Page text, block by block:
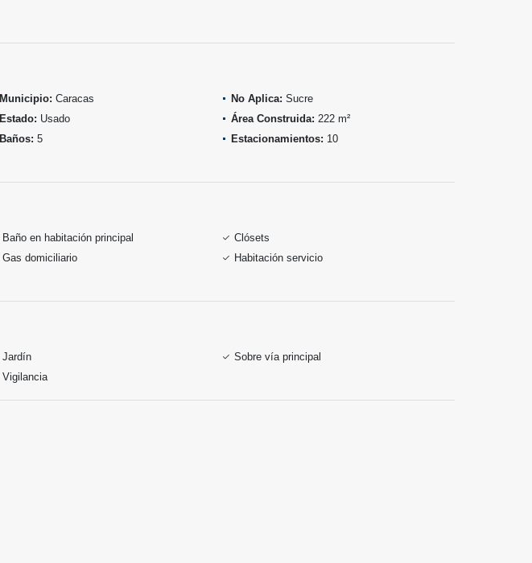
Municipio: Caracas No Aplica: Sucre
Estado: Usado Área Construida: 222 m²
Baños: 5 Estacionamientos: 10
Baño en habitación principal
Clósets
Gas domiciliario
Habitación servicio
Jardín
Sobre vía principal
Vigilancia